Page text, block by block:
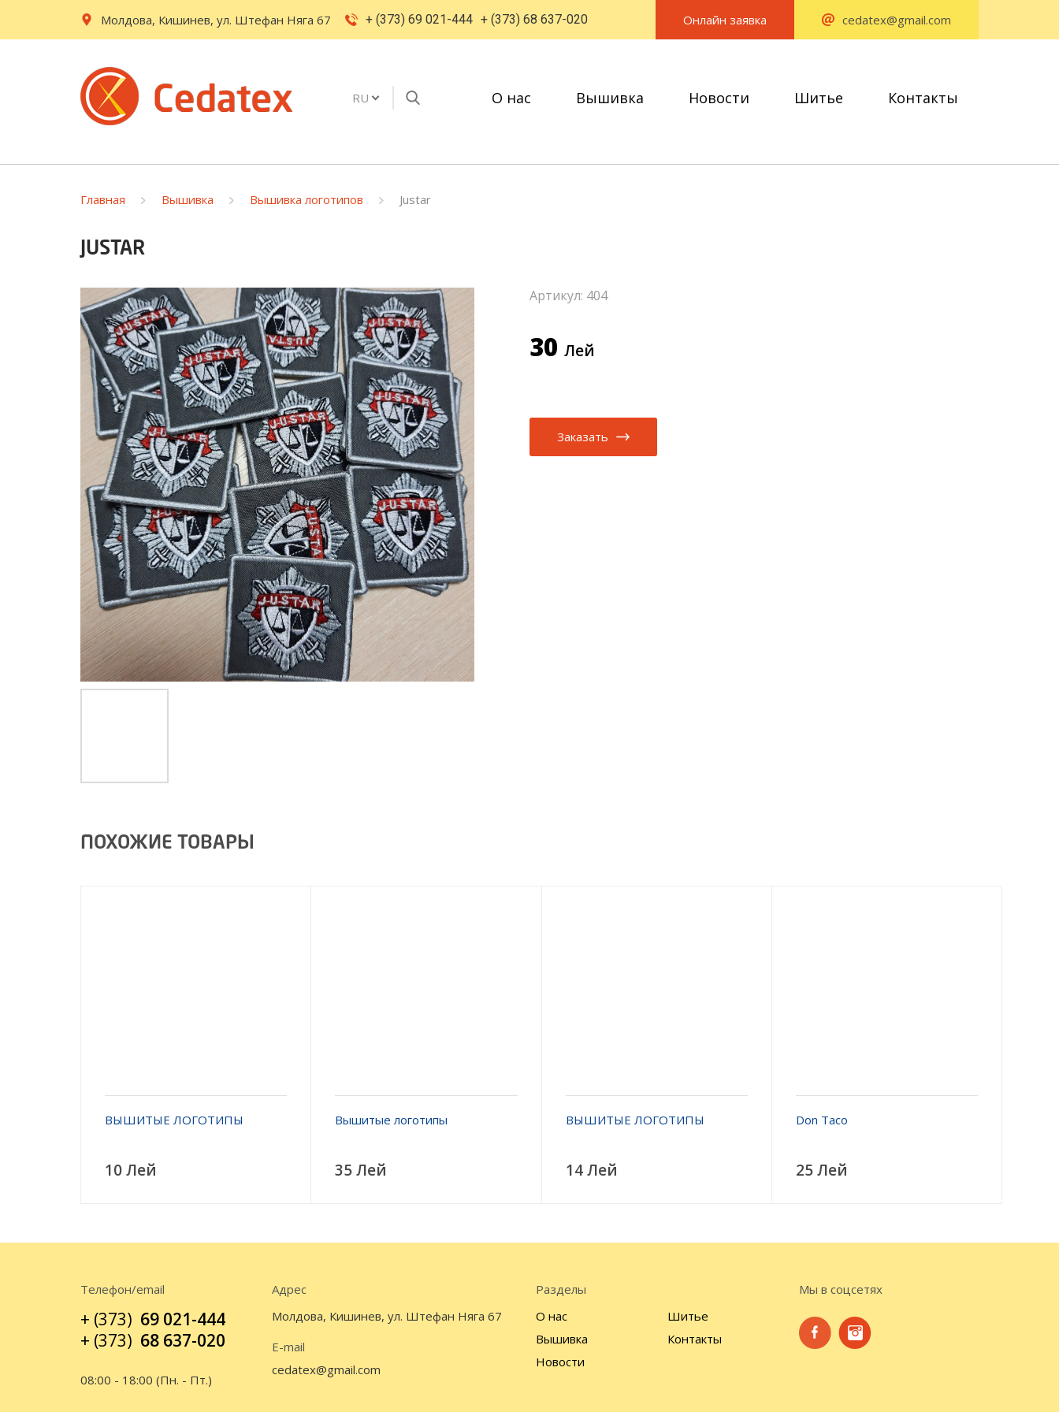
Молдова, Кишинев, ул. Штефан Няга 67 + (373) 69 021-444 + (373) 68 637-020 Онлайн заявка cedatex@gmail.com
RU О нас Вышивка Новости Шитье Контакты
Главная Вышивка Вышивка логотипов Justar
JUSTAR
Артикул: 404
30 Лей
Заказать
ПОХОЖИЕ ТОВАРЫ
ВЫШИТЫЕ ЛОГОТИПЫ
10 Лей
Вышитые логотипы
35 Лей
ВЫШИТЫЕ ЛОГОТИПЫ
14 Лей
Don Taco
25 Лей
Телефон/email
+ (373) 69 021-444
+ (373) 68 637-020
08:00 - 18:00 (Пн. - Пт.)
Адрес
Молдова, Кишинев, ул. Штефан Няга 67
E-mail
cedatex@gmail.com
Разделы
О нас
Вышивка
Новости
Шитье
Контакты
Мы в соцсетях